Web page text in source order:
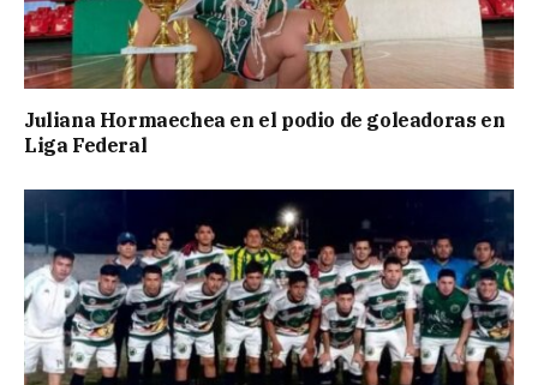
Juliana Hormaechea en el podio de goleadoras en
Liga Federal